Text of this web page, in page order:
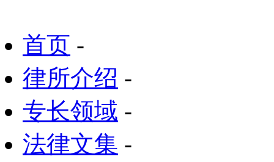
首页 -
律所介绍 -
专长领域 -
法律文集 -